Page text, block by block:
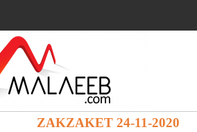
ZAKZAKET 24-11-2020